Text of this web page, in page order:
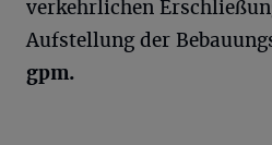
verkehrlichen
Aufstellung der
gpm.